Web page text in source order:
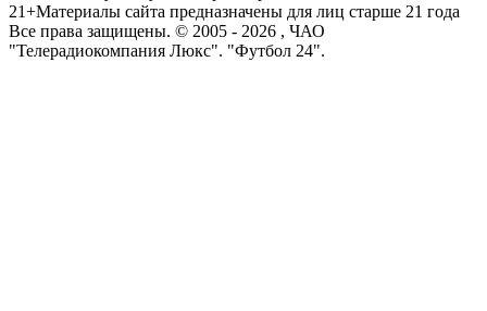
21+Материалы сайта предназначены для лиц старше 21 года
Все права защищены. © 2005 - 2026 , ЧАО
"Телерадиокомпания Люкс". "Футбол 24".